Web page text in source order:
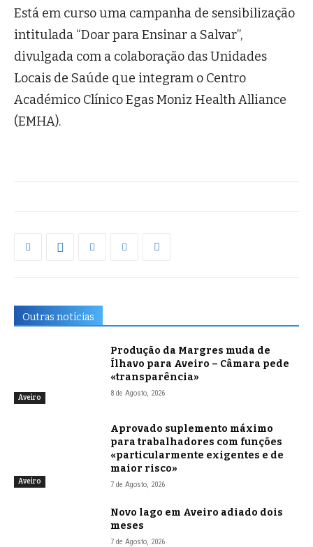
Está em curso uma campanha de sensibilização
intitulada “Doar para Ensinar a Salvar”,
divulgada com a colaboração das Unidades
Locais de Saúde que integram o Centro
Académico Clínico Egas Moniz Health Alliance
(EMHA).
Outras notícias
Aveiro
Produção da Margres muda de
Ílhavo para Aveiro – Câmara pede
«transparência»
8 de Agosto, 2026
Aveiro
Aprovado suplemento máximo
para trabalhadores com funções
«particularmente exigentes e de
maior risco»
7 de Agosto, 2026
Novo lago em Aveiro adiado dois
meses
7 de Agosto, 2026